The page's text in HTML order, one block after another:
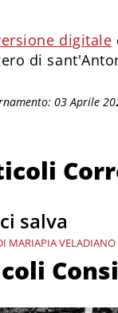
digitale
di
03 Aprile
salva
MARIAPIA VELADIANO